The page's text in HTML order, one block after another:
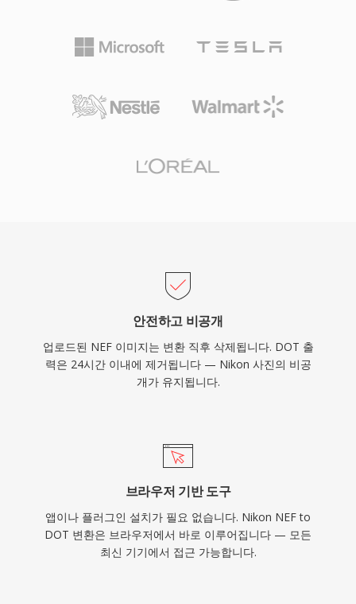
안전하고 비공개
업로드된 NEF 이미지는 변환 직후 삭제됩니다. DOT 출
력은 24시간 이내에 제거됩니다 — Nikon 사진의 비공
개가 유지됩니다.
브라우저 기반 도구
앱이나 플러그인 설치가 필요 없습니다. Nikon NEF to
DOT 변환은 브라우저에서 바로 이루어집니다 — 모든
최신 기기에서 접근 가능합니다.